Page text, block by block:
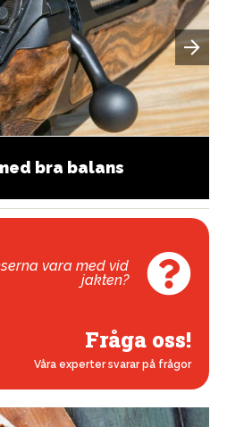
bra balans
vara med vid
jakten?
Fråga oss!
Våra experter svarar på frågor